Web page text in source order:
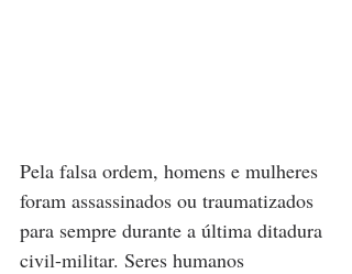
Pela falsa ordem, homens e mulheres
foram assassinados ou traumatizados
para sempre durante a última ditadura
civil-militar. Seres humanos